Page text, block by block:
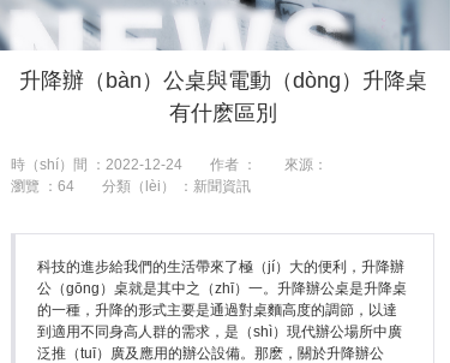
產品
工程
升降辦（bàn）公桌與電動（dòng）升降桌
有什麽區別
時（shí）間 ：2022-12-24 作者 ：
來源：
瀏覽 ：64 分類（lèi） ：新聞資訊
科技的進步給我們的生活帶來了極（jí）大的便利，升降辦
公（gōng）桌就是其中之（zhī）一。升降辦公桌是升降桌
的一種，升降的形式主要是通過對桌麵高度的調節，以達
到適用不同身高人群的需求，是（shì）現代辦公場所中廣
泛推（tuī）廣及應用的辦公設備。那麽，關於升降辦公